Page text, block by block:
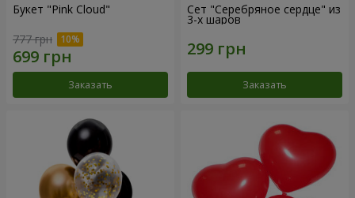
Букет "Pink Cloud"
777 грн
Заказать
Сет "Серебряное сердце" из
3-х шаров
Заказать